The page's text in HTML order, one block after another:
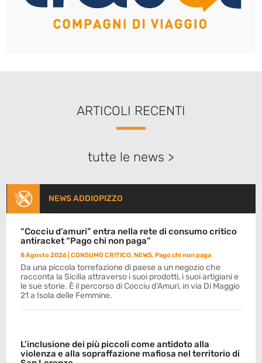
ARTICOLI RECENTI
tutte le news >
NEWS ADDIOPIZZO
“Cocciu d’amuri” entra nella rete di consumo critico
antiracket “Pago chi non paga”
8 Agosto 2026 |CONSUMO CRITICO,NEWS,Pago chi non paga
Da una piccola torrefazione di paese a un negozio che
racconta la Sicilia attraverso i suoi prodotti, i suoi artigiani e
le sue storie. È il percorso di Cocciu d’Amuri, in via Di Maggio
21 a Isola delle Femmine.
L’inclusione dei più piccoli come antidoto alla
violenza e alla sopraffazione mafiosa nel territorio di